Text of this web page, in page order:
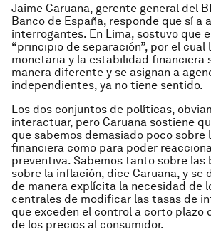
Jaime Caruana, gerente general del
Banco de España, responde que sí a
interrogantes. En Lima, sostuvo que
“principio de separación”, por el
monetaria y la estabilidad financiera
manera diferente y se asignan a
independientes, ya no tiene sentido.
Los dos conjuntos de políticas,
interactuar, pero Caruana sostiene
que sabemos demasiado poco sobre
financiera como para poder
preventiva. Sabemos tanto sobre las
sobre la inflación, dice Caruana, y se
de manera explícita la necesidad de
centrales de modificar las tasas de
que exceden el control a corto plazo
de los precios al consumidor.